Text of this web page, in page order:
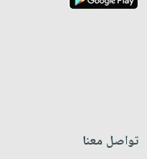
تواصل معنا